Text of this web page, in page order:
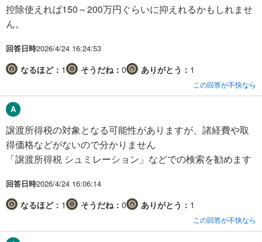
控除使えれば150～200万円ぐらいに抑えれるかもしれませ
ん。
回答日時2026/4/24 16:24:53
なるほど： 1 そうだね： 0 ありがとう： 1
この回答が不快なら
譲渡所得税の対象となる可能性がありますが、諸経費や取
得価格などがないので分かりません
「譲渡所得税 シュミレーション」などでの検索を勧めます
回答日時2026/4/24 16:06:14
なるほど： 1 そうだね： 0 ありがとう： 1
この回答が不快なら